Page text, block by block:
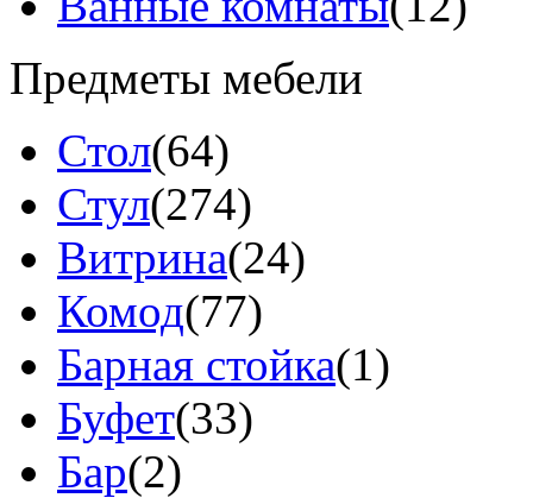
Предметы мебели
Стол(64)
Стул(274)
Витрина(24)
Комод(77)
Барная стойка(1)
Буфет(33)
Бар(2)